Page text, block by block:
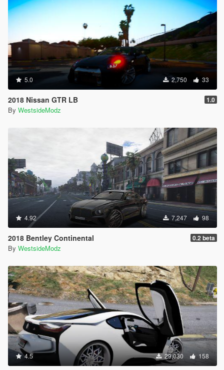
5.0 2,750 33
2018 Nissan GTR LB 1.0
By WestsideModz
4.92 7,247 98
2018 Bentley Continental 0.2 beta
By WestsideModz
4.5 29,030 158